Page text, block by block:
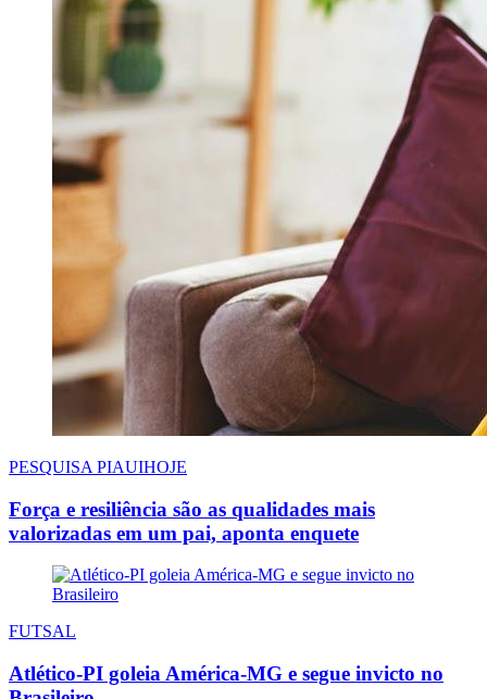
PESQUISA PIAUIHOJE
Força e resiliência são as qualidades mais
valorizadas em um pai, aponta enquete
FUTSAL
Atlético-PI goleia América-MG e segue invicto no